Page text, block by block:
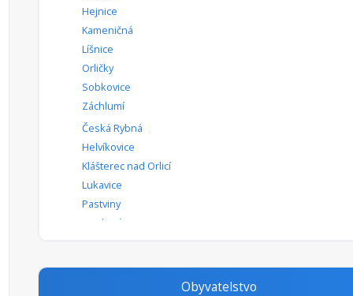
Hejnice
Kameničná
Líšnice
Orličky
Sobkovice
Záchlumí
Česká Rybná
Helvíkovice
Klášterec nad Orlicí
Lukavice
Pastviny
Studené
Obyvatelstvo